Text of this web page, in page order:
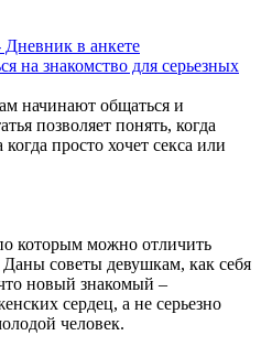
в анкете
знакомство для серьезных
начинают общаться и
позволяет понять, когда
просто хочет секса или
которым можно отличить
советы девушкам, как себя
новый знакомый –
сердец, а не серьезно
человек.